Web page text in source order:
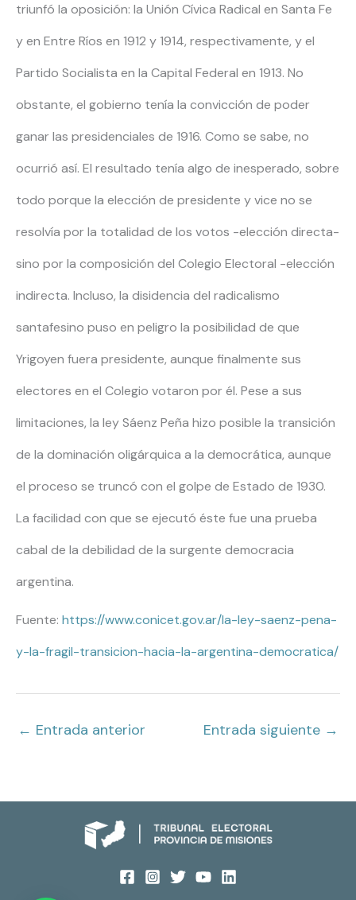
triunfó la oposición: la Unión Cívica Radical en Santa Fe
y en Entre Ríos en 1912 y 1914, respectivamente, y el
Partido Socialista en la Capital Federal en 1913. No
obstante, el gobierno tenía la convicción de poder
ganar las presidenciales de 1916. Como se sabe, no
ocurrió así. El resultado tenía algo de inesperado, sobre
todo porque la elección de presidente y vice no se
resolvía por la totalidad de los votos -elección directa-
sino por la composición del Colegio Electoral -elección
indirecta. Incluso, la disidencia del radicalismo
santafesino puso en peligro la posibilidad de que
Yrigoyen fuera presidente, aunque finalmente sus
electores en el Colegio votaron por él. Pese a sus
limitaciones, la ley Sáenz Peña hizo posible la transición
de la dominación oligárquica a la democrática, aunque
el proceso se truncó con el golpe de Estado de 1930.
La facilidad con que se ejecutó éste fue una prueba
cabal de la debilidad de la surgente democracia
argentina.
Fuente: https://www.conicet.gov.ar/la-ley-saenz-pena-
y-la-fragil-transicion-hacia-la-argentina-democratica/
← Entrada anterior Entrada siguiente →